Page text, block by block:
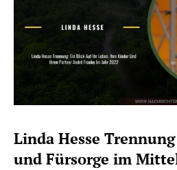
Linda Hesse
und Fürsorge im